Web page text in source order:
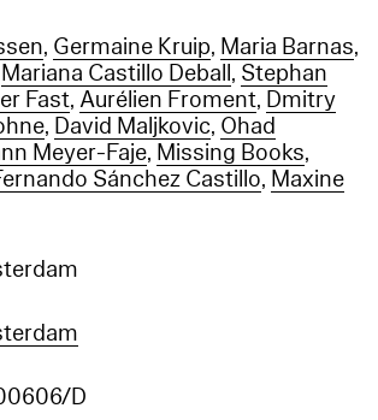
, Germaine Kruip, Maria Barnas,
Mariana Castillo Deball, Stephan
Fast,Aurélien Froment, Dmitry
, David Maljkovic, Ohad
Meyer-Faje, Missing Books,
Sánchez Castillo, Maxine
D